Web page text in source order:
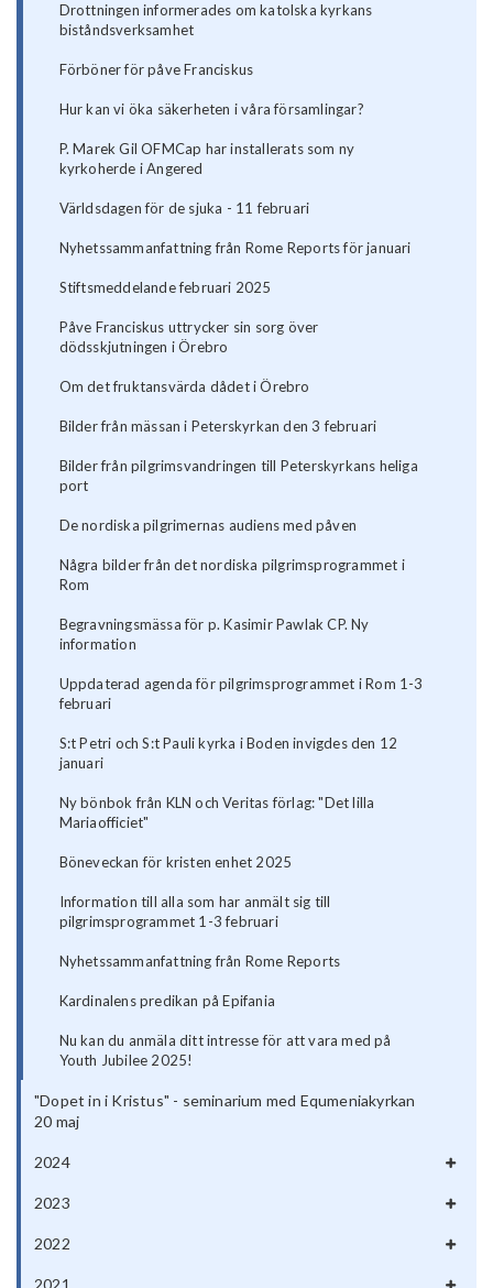
Drottningen informerades om katolska kyrkans
biståndsverksamhet
Förböner för påve Franciskus
Hur kan vi öka säkerheten i våra församlingar?
P. Marek Gil OFMCap har installerats som ny
kyrkoherde i Angered
Världsdagen för de sjuka - 11 februari
Nyhetssammanfattning från Rome Reports för januari
Stiftsmeddelande februari 2025
Påve Franciskus uttrycker sin sorg över
dödsskjutningen i Örebro
Om det fruktansvärda dådet i Örebro
Bilder från mässan i Peterskyrkan den 3 februari
Bilder från pilgrimsvandringen till Peterskyrkans heliga
port
De nordiska pilgrimernas audiens med påven
Några bilder från det nordiska pilgrimsprogrammet i
Rom
Begravningsmässa för p. Kasimir Pawlak CP. Ny
information
Uppdaterad agenda för pilgrimsprogrammet i Rom 1-3
februari
S:t Petri och S:t Pauli kyrka i Boden invigdes den 12
januari
Ny bönbok från KLN och Veritas förlag: "Det lilla
Mariaofficiet"
Böneveckan för kristen enhet 2025
Information till alla som har anmält sig till
pilgrimsprogrammet 1-3 februari
Nyhetssammanfattning från Rome Reports
Kardinalens predikan på Epifania
Nu kan du anmäla ditt intresse för att vara med på
Youth Jubilee 2025!
"Dopet in i Kristus" - seminarium med Equmeniakyrkan
20 maj
2024
2023
2022
2021